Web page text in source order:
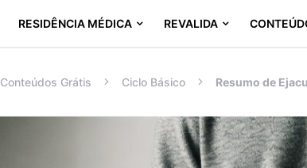
RESIDÊNCIA MÉDICA REVALIDA
Conteúdos Grátis Ciclo Básico Resumo de